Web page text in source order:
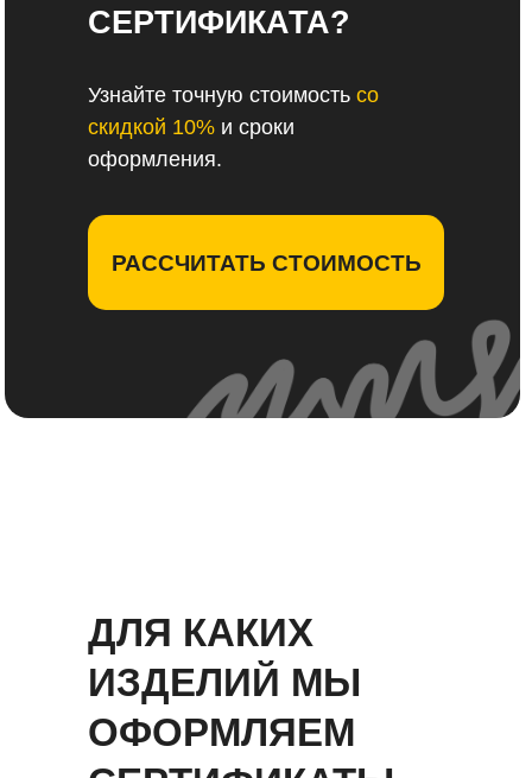
РАССЧИТАТЬ СТОИМОСТЬ
Узнайте точную стоимость со
скидкой 10% и сроки
оформления.
СЕРТИФИКАТА?
ДЛЯ КАКИХ
ИЗДЕЛИЙ МЫ
ОФОРМЛЯЕМ